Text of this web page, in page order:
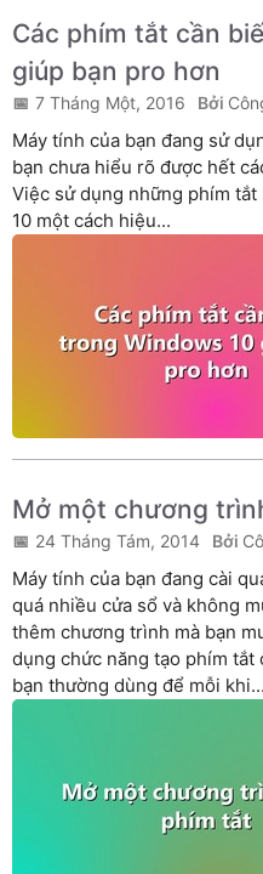
Các phím tắt cần
giúp bạn pro hơn
7 Tháng Một, 2016
Máy tính của bạn đang sử
bạn chưa hiểu rõ được hết
Việc sử dụng những phím
10 một cách hiệu...
Mở một chương
24 Tháng Tám, 2014
Máy tính của bạn đang cài
quá nhiều cửa sổ và không
thêm chương trình mà bạn
dụng chức năng tạo phím
bạn thường dùng để mỗi khi...